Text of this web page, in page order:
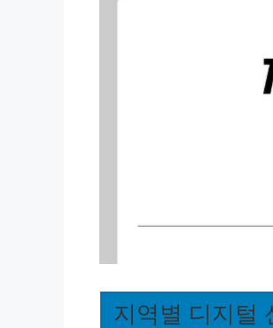
지역별 디지털